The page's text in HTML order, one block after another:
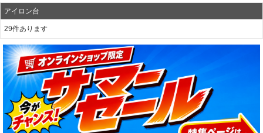
アイロン台
29件あります